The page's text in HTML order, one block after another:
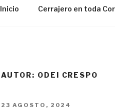
Inicio Cerrajero en toda
AUTOR: ODEI CRESPO
PUBLICADO
23 AGOSTO, 2024